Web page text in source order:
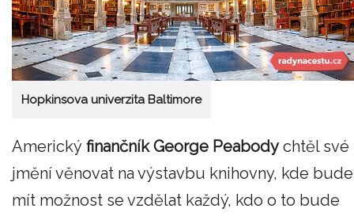
Hopkinsova univerzita Baltimore
Americký finančník George Peabodychtěl své
jmění věnovat na výstavbu knihovny, kde bude
mít možnost se vzdělat každý, kdo o to bude